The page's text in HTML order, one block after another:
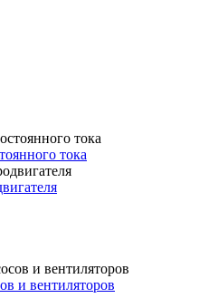
тока
и вентиляторов